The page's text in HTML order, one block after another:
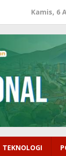
Kamis, 6
TEKNOLOGI